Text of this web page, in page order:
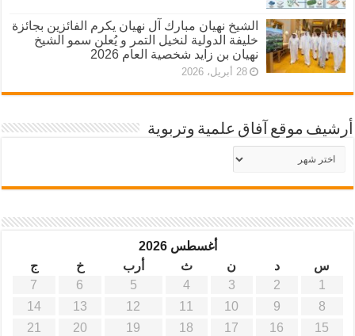
الشيخ نهيان مبارك آل نهيان يكرم الفائزين بجائزة
خليفة الدولية لنخيل التمر و يُعلن سمو الشيخ
نهيان بن زايد شخصية العام 2026
28 أبريل، 2026
أرشيف موقع آفاق علمية وتربوية
أرشيف
موقع
أغسطس 2026
س
د ن ث أرب خ
ج
1
2
3
4
5
6
7
8
9
10
11
12
13
14
15
16
17
18
19
20
21